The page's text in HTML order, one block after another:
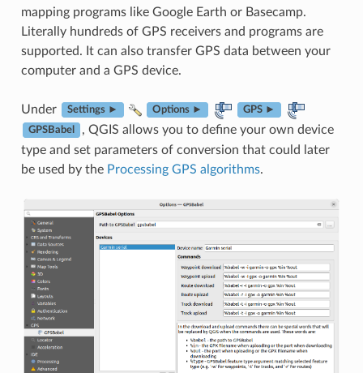
mapping programs like Google Earth or Basecamp.
Literally hundreds of GPS receivers and programs are
supported. It can also transfer GPS data between your
computer and a GPS device.
Under Settings ► Options ► GPS ►
GPSBabel
, QGIS allows you to define your own device
type and set parameters of conversion that could later
be used by the Processing GPS algorithms.